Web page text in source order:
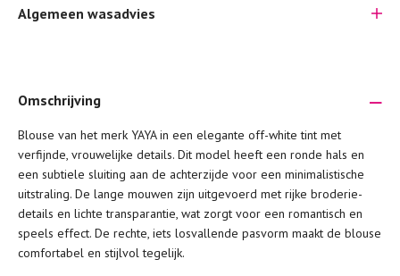
Algemeen wasadvies
Je wilt natuurlijk lang plezier hebben van je nieuwe kleding.
Daarom geven wij een aantal algemene was-tips:
Lees altijd eerst even het was-etiket.
Was kleding binnenste buiten. Dat beschermt de
buitenkant.
Omschrijving
Blouse van het merk YAYA in een elegante off-white tint met
verfijnde, vrouwelijke details. Dit model heeft een ronde hals en
een subtiele sluiting aan de achterzijde voor een minimalistische
uitstraling. De lange mouwen zijn uitgevoerd met rijke broderie-
details en lichte transparantie, wat zorgt voor een romantisch en
speels effect. De rechte, iets losvallende pasvorm maakt de blouse
comfortabel en stijlvol tegelijk.